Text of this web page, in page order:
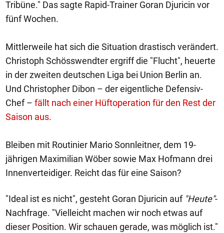
Tribüne." Das sagte Rapid-Trainer Goran Djuricin vor
fünf Wochen.
Mittlerweile hat sich die Situation drastisch verändert.
Christoph Schösswendter ergriff die "Flucht", heuerte
in der zweiten deutschen Liga bei Union Berlin an.
Und Christopher Dibon – der eigentliche Defensiv-
Chef – fällt nach einer Hüftoperation für den Rest der
Saison aus.
Bleiben mit Routinier Mario Sonnleitner, dem 19-
jährigen Maximilian Wöber sowie Max Hofmann drei
Innenverteidiger. Reicht das für eine Saison?
"Ideal ist es nicht", gesteht Goran Djuricin auf "Heute"-
Nachfrage. "Vielleicht machen wir noch etwas auf
dieser Position. Wir schauen gerade, was möglich ist."